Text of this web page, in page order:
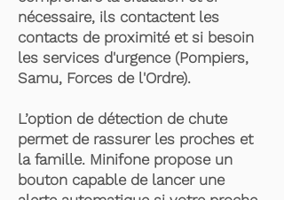
nécessaire, ils contactent les
contacts de proximité et si besoin
les services d'urgence (Pompiers,
Samu, Forces de l'Ordre).
L’option de détection de chute
permet de rassurer les proches et
la famille. Minifone propose un
bouton capable de lancer une